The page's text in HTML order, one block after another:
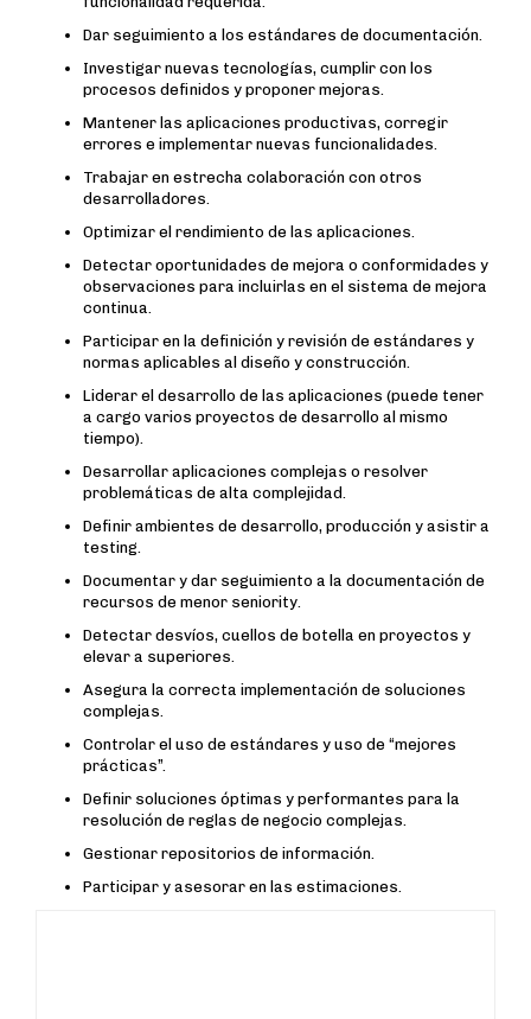
Dar seguimiento a los estándares de documentación.
Investigar nuevas tecnologías, cumplir con los
procesos definidos y proponer mejoras.
Mantener las aplicaciones productivas, corregir
errores e implementar nuevas funcionalidades.
Trabajar en estrecha colaboración con otros
desarrolladores.
Optimizar el rendimiento de las aplicaciones.
Detectar oportunidades de mejora o conformidades y
observaciones para incluirlas en el sistema de mejora
continua.
Participar en la definición y revisión de estándares y
normas aplicables al diseño y construcción.
Liderar el desarrollo de las aplicaciones (puede tener
a cargo varios proyectos de desarrollo al mismo
tiempo).
Desarrollar aplicaciones complejas o resolver
problemáticas de alta complejidad.
Definir ambientes de desarrollo, producción y asistir a
testing.
Documentar y dar seguimiento a la documentación de
recursos de menor seniority.
Detectar desvíos, cuellos de botella en proyectos y
elevar a superiores.
Asegura la correcta implementación de soluciones
complejas.
Controlar el uso de estándares y uso de “mejores
prácticas”.
Definir soluciones óptimas y performantes para la
resolución de reglas de negocio complejas.
Gestionar repositorios de información.
Participar y asesorar en las estimaciones.